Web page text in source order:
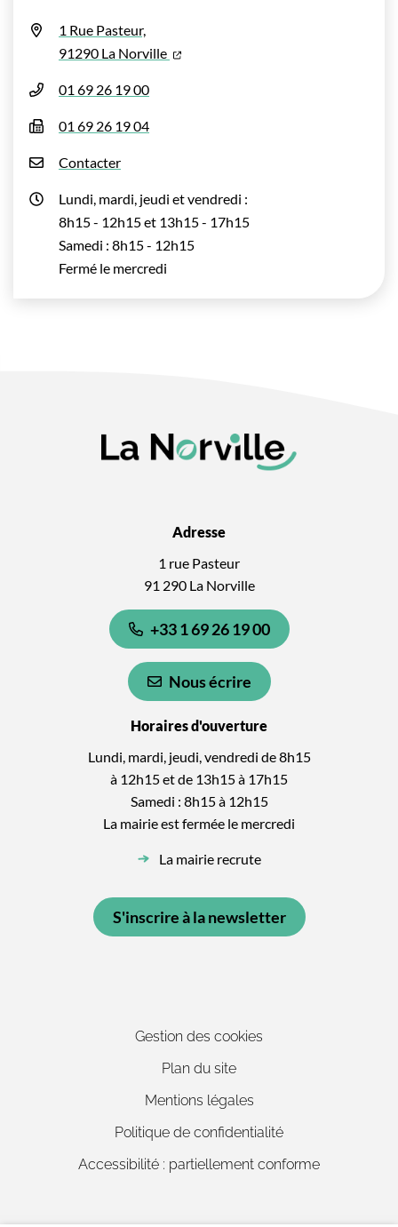
1 Rue Pasteur,
91290 La Norville
(ouverture dans un nouvel onglet)
01 69 26 19 00
01 69 26 19 04
Contacter
Lundi, mardi, jeudi et vendredi :
8h15 - 12h15 et 13h15 - 17h15
Samedi : 8h15 - 12h15
Fermé le mercredi
Adresse
1 rue Pasteur
91 290 La Norville
+33 1 69 26 19 00
Nous écrire
Horaires d'ouverture
Lundi, mardi, jeudi, vendredi de 8h15
à 12h15 et de 13h15 à 17h15
Samedi : 8h15 à 12h15
La mairie est fermée le mercredi
La mairie recrute
S'inscrire à la newsletter
Gestion des cookies
Plan du site
Mentions légales
Politique de confidentialité
Accessibilité : partiellement conforme